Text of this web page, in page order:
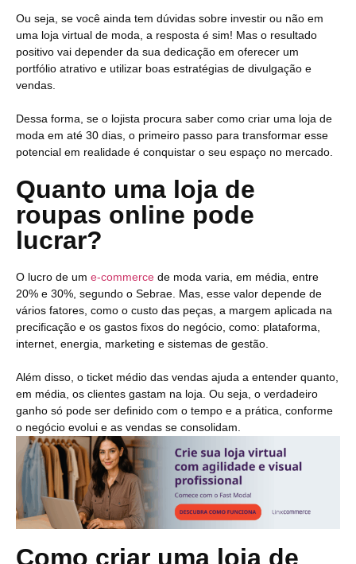
Ou seja, se você ainda tem dúvidas sobre investir ou não em
uma loja virtual de moda, a resposta é sim! Mas o resultado
positivo vai depender da sua dedicação em oferecer um
portfólio atrativo e utilizar boas estratégias de divulgação e
vendas.
Dessa forma, se o lojista procura saber como criar uma loja de
moda em até 30 dias, o primeiro passo para transformar esse
potencial em realidade é conquistar o seu espaço no mercado.
Quanto uma loja de
roupas online pode
lucrar?
O lucro de um e-commerce de moda varia, em média, entre
20% e 30%, segundo o Sebrae. Mas, esse valor depende de
vários fatores, como o custo das peças, a margem aplicada na
precificação e os gastos fixos do negócio, como: plataforma,
internet, energia, marketing e sistemas de gestão.
Além disso, o ticket médio das vendas ajuda a entender quanto,
em média, os clientes gastam na loja. Ou seja, o verdadeiro
ganho só pode ser definido com o tempo e a prática, conforme
o negócio evolui e as vendas se consolidam.
Como criar uma loja de